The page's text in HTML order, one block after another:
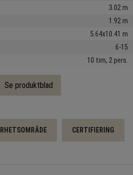
3.02 m
1.92 m
5.64x10.41 m
6-15
10 tim, 2 pers.
Se produktblad
CERTIFIERING